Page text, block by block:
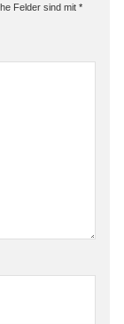
Felder sind mit *